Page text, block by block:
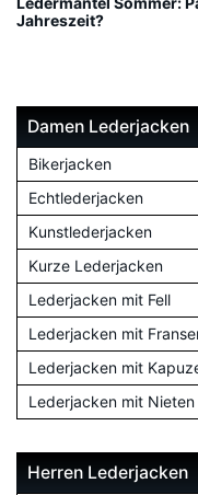
Jahreszeit?
Damen Lederjacken
Bikerjacken
Echtlederjacken
Kunstlederjacken
Kurze Lederjacken
Lederjacken mit Fell
Lederjacken mit
Lederjacken mit
Lederjacken mit Nieten
Herren Lederjacken